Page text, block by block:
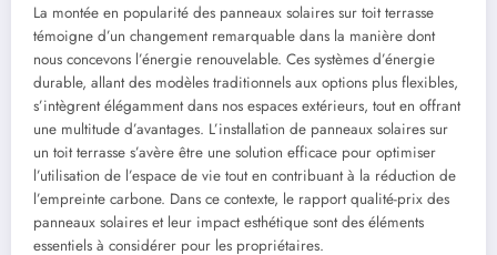
La montée en popularité des panneaux solaires sur toit terrasse
témoigne d’un changement remarquable dans la manière dont
nous concevons l’énergie renouvelable. Ces systèmes d’énergie
durable, allant des modèles traditionnels aux options plus flexibles,
s’intègrent élégamment dans nos espaces extérieurs, tout en offrant
une multitude d’avantages. L’installation de panneaux solaires sur
un toit terrasse s’avère être une solution efficace pour optimiser
l’utilisation de l’espace de vie tout en contribuant à la réduction de
l’empreinte carbone. Dans ce contexte, le rapport qualité-prix des
panneaux solaires et leur impact esthétique sont des éléments
essentiels à considérer pour les propriétaires.